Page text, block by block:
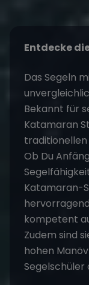
Entdecke
Das Segeln
Bekannt für
Katamaran
Ob Du
Katamaran-
kompetent
Zudem sind
hohen
Segelschüler